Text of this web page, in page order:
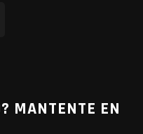
MANTENTE EN